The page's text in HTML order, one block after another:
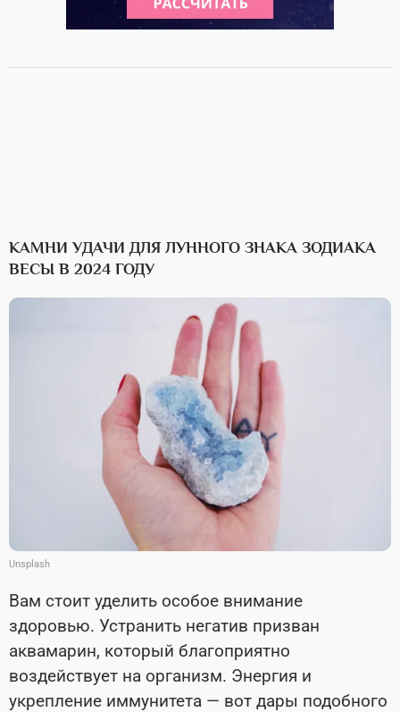
КАМНИ УДАЧИ ДЛЯ ЛУННОГО ЗНАКА ЗОДИАКА
ВЕСЫ В 2024 ГОДУ
Unsplash
Вам стоит уделить особое внимание
здоровью. Устранить негатив призван
аквамарин, который благоприятно
воздействует на организм. Энергия и
укрепление иммунитета — вот дары подобного